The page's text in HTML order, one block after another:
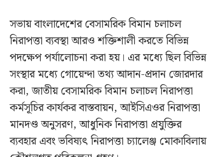
সভায় বাংলাদেশের বেসামরিক বিমান চলাচল
নিরাপত্তা ব্যবস্থা আরও শক্তিশালী করতে বিভিন্ন
পদক্ষেপ পর্যালোচনা করা হয়। এর মধ্যে ছিল বিভিন্ন
সংস্থার মধ্যে গোয়েন্দা তথ্য আদান-প্রদান জোরদার
করা, জাতীয় বেসামরিক বিমান চলাচল নিরাপত্তা
কর্মসূচির কার্যকর বাস্তবায়ন, আইসিএওর নিরাপত্তা
মানদণ্ড অনুসরণ, আধুনিক নিরাপত্তা প্রযুক্তির
ব্যবহার এবং ভবিষ্যৎ নিরাপত্তা চ্যালেঞ্জ মোকাবিলায়